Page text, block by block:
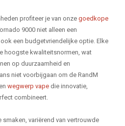
profiteer je van onze goedkope
9000 niet alleen een
een budgetvriendelijke optie. Elke
hoogste kwaliteitsnormen, wat
op duurzaamheid en
niet voorbijgaan om de RandM
wegwerp vape die innovatie,
combineert.
variërend van vertrouwde